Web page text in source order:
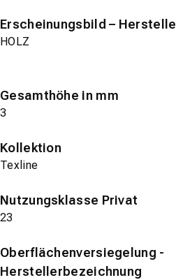
Erscheinungsbild –
HOLZ
Gesamthöhe in mm
3
Kollektion
Texline
Nutzungsklasse Privat
23
Oberflächenversiegelung -
Herstellerbezeichnung